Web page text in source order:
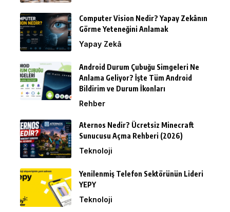
Computer Vision Nedir? Yapay Zekânın
Görme Yeteneğini Anlamak
Yapay Zekâ
Android Durum Çubuğu Simgeleri Ne
Anlama Geliyor? İşte Tüm Android
Bildirim ve Durum İkonları
Rehber
Aternos Nedir? Ücretsiz Minecraft
Sunucusu Açma Rehberi (2026)
Teknoloji
Yenilenmiş Telefon Sektörünün Lideri
YEPY
Teknoloji